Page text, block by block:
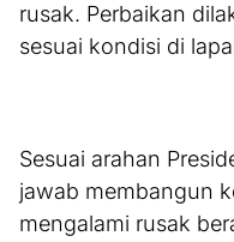
rusak. Perbaikan
sesuai kondisi di
Sesuai arahan
jawab membangun
mengalami rusak